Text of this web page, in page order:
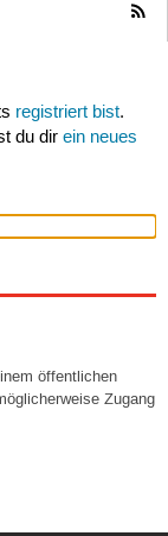
registriert bist.
du dir ein neues
öffentlichen
Zugang